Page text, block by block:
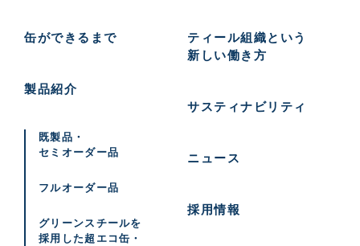
缶ができるまで
製品紹介
既製品・
セミオーダー品
フルオーダー品
グリーンスチールを
採用した超エコ缶・
ティール組織という
新しい働き方
サスティナビリティ
ニュース
採用情報